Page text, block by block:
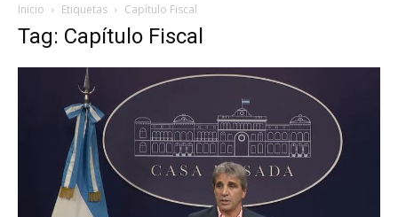
Inicio Etiquetas Capítulo Fiscal
Tag: Capítulo Fiscal